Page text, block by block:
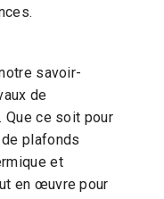
savoir-
de
Que ce soit pour
plafonds
et
en œuvre pour